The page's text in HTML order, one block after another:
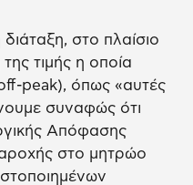
στο πλαίσιο
τιμής η οποία
peak), όπως «αυτές
συναφώς ότι
Απόφασης
στο μητρώο